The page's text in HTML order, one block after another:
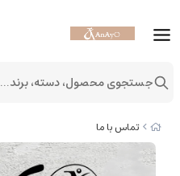
تماس با ما
جستجوی محصول، دسته، برند...